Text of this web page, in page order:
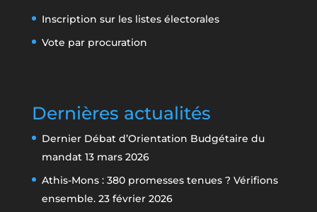
Inscription sur les listes électorales
Vote par procuration
Dernières actualités
Dernier Débat d’Orientation Budgétaire du
mandat 13 mars 2026
Athis-Mons : 380 promesses tenues ? Vérifions
ensemble. 23 février 2026